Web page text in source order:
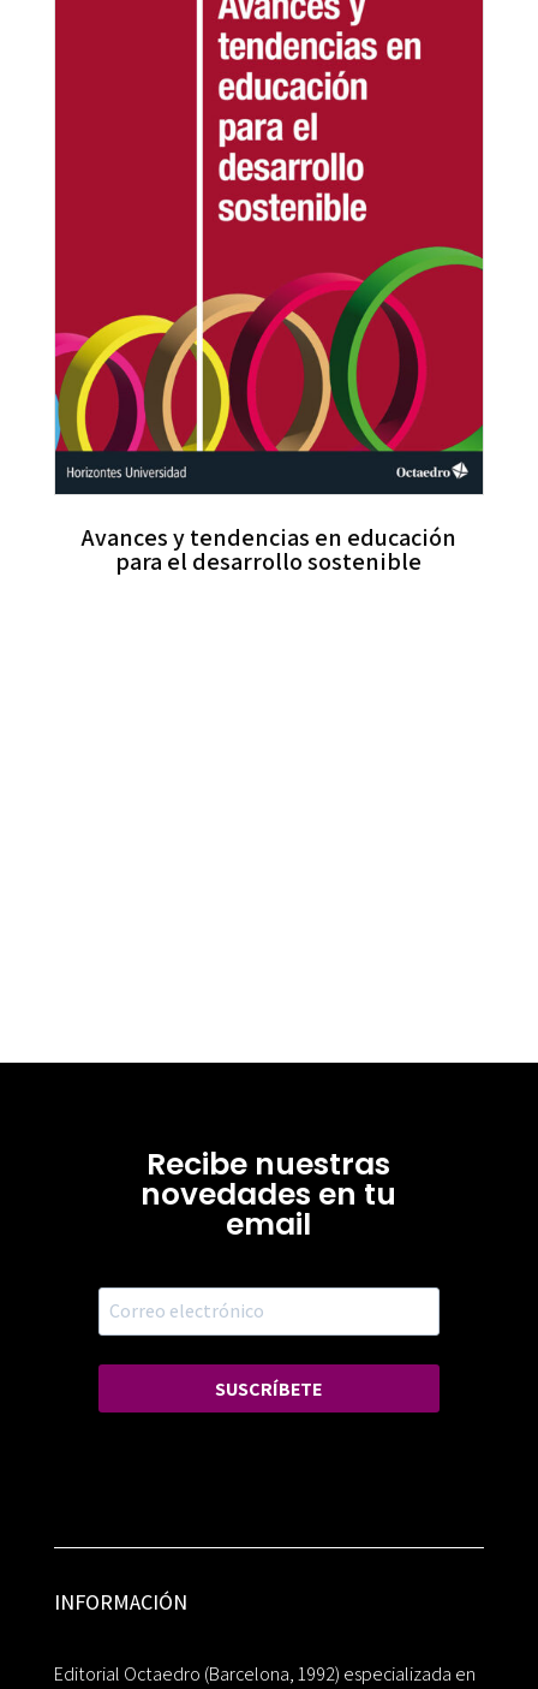
Avances y tendencias en educación
para el desarrollo sostenible
Recibe nuestras
novedades en tu
email
SUSCRÍBETE
INFORMACIÓN
Editorial Octaedro (Barcelona, 1992) especializada en